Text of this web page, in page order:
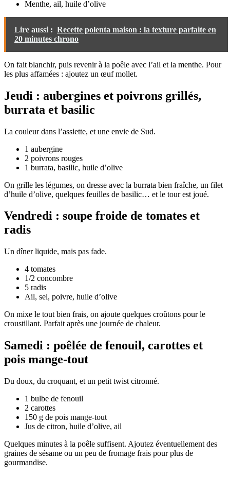
Menthe, ail, huile d’olive
Lire aussi : Recette polenta maison : la texture parfaite en
20 minutes chrono
On fait blanchir, puis revenir à la poêle avec l’ail et la menthe. Pour
les plus affamées : ajoutez un œuf mollet.
Jeudi : aubergines et poivrons grillés,
burrata et basilic
La couleur dans l’assiette, et une envie de Sud.
1 aubergine
2 poivrons rouges
1 burrata, basilic, huile d’olive
On grille les légumes, on dresse avec la burrata bien fraîche, un filet
d’huile d’olive, quelques feuilles de basilic… et le tour est joué.
Vendredi : soupe froide de tomates et
radis
Un dîner liquide, mais pas fade.
4 tomates
1/2 concombre
5 radis
Ail, sel, poivre, huile d’olive
On mixe le tout bien frais, on ajoute quelques croûtons pour le
croustillant. Parfait après une journée de chaleur.
Samedi : poêlée de fenouil, carottes et
pois mange-tout
Du doux, du croquant, et un petit twist citronné.
1 bulbe de fenouil
2 carottes
150 g de pois mange-tout
Jus de citron, huile d’olive, ail
Quelques minutes à la poêle suffisent. Ajoutez éventuellement des
graines de sésame ou un peu de fromage frais pour plus de
gourmandise.